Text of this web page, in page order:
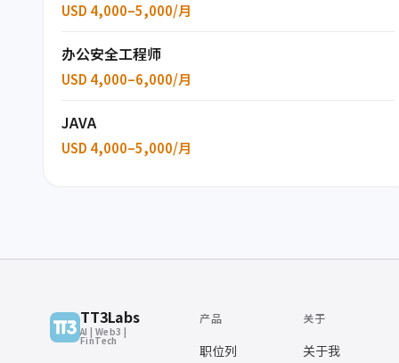
USD 4,000–5,000/月
办公安全工程师
USD 4,000–6,000/月
JAVA
USD 4,000–5,000/月
TT3Labs
AI | Web3 |
FinTech
产品
职位列
关于
关于我